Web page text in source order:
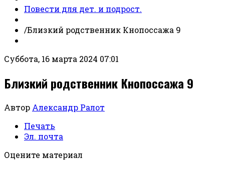
Повести для дет. и подрост.
/Близкий родственник Кнопоссажа 9
Суббота, 16 марта 2024 07:01
Близкий родственник Кнопоссажа 9
Автор Александр Ралот
Печать
Эл. почта
Оцените материал